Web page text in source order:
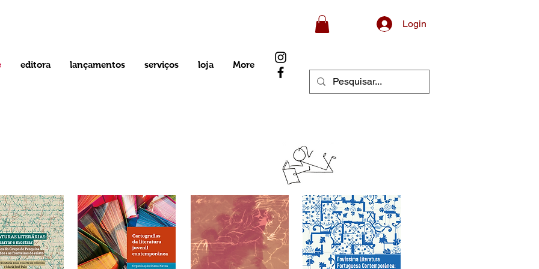
editora lançamentos serviços loja More
Login